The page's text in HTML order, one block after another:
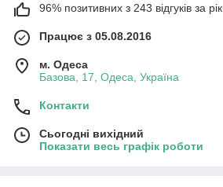
96% позитивних з 243 відгуків за рік
Працює з 05.08.2016
м. Одеса
Базова, 17, Одеса, Україна
Контакти
Сьогодні вихідний
Показати весь графік роботи